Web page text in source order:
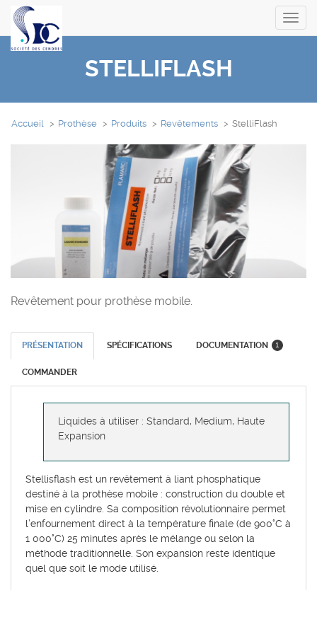
STELLIFLASH
Accueil Prothèse Produits Revêtements StelliFlash
Revêtement pour prothèse mobile.
PRÉSENTATION SPÉCIFICATIONS DOCUMENTATION 1
COMMANDER
Liquides à utiliser : Standard, Medium, Haute
Expansion
Stellisflash est un revêtement à liant phosphatique
destiné à la prothèse mobile : construction du double et
mise en cylindre. Sa composition révolutionnaire permet
l’enfournement direct à la température finale (de 900°C à
1 000°C) 25 minutes après le mélange ou selon la
méthode traditionnelle. Son expansion reste identique
quel que soit le mode utilisé.